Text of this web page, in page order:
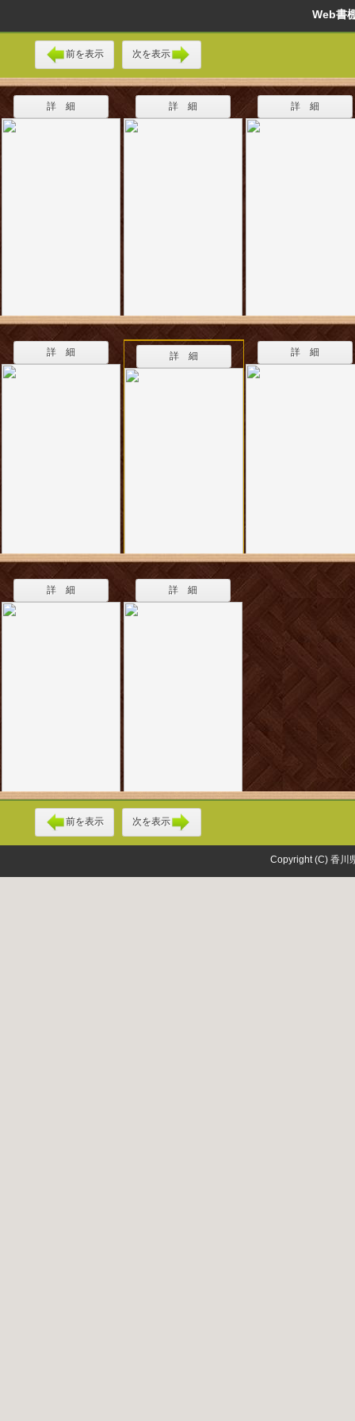
Web
前を表示 次を表示
詳 細 詳 細 詳 細
詳 細 詳 細 詳 細
詳 細 詳 細
前を表示 次を表示
Copyright (C) 香川